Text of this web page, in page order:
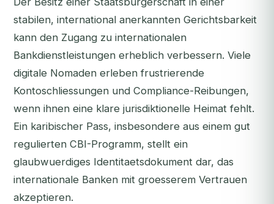
stabilen, international anerkannten Gerichtsbarkeit
kann den Zugang zu internationalen
Bankdienstleistungen erheblich verbessern. Viele
digitale Nomaden erleben frustrierende
Kontoschliessungen und Compliance-Reibungen,
wenn ihnen eine klare jurisdiktionelle Heimat fehlt.
Ein karibischer Pass, insbesondere aus einem gut
regulierten CBI-Programm, stellt ein
glaubwuerdiges Identitaetsdokument dar, das
internationale Banken mit groesserem Vertrauen
akzeptieren.